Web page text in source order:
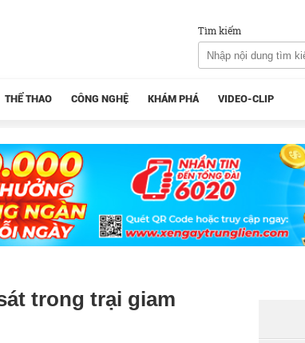
Tìm kiếm
THỂ THAO CÔNG NGHỆ KHÁM PHÁ VIDEO-CLIP
trong trại giam